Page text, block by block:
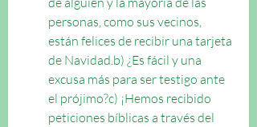
personas, como sus vecinos,
están felices de recibir una tarjeta
de Navidad.b) ¿Es fácil y una
excusa más para ser testigo ante
el prójimo?c) ¡Hemos recibido
peticiones bíblicas a través del